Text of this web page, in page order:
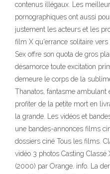
contenus illégaux. Les
pornographiques ont aussi
justement les acteurs et les
film X qu'errance solitaire
Sex offre son quota de gros
désamorce toute excitation
demeure le corps de la
Thanatos, fantasme ambulant
profiter de la petite mort en
la grande. Les vidéos et
une bandes-annonces films
dossiers ciné Tous les films.
vidéo 3 photos Casting
(2000) par Orange. info. La